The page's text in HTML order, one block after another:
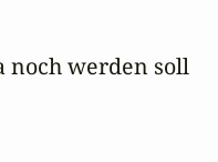
noch werden soll